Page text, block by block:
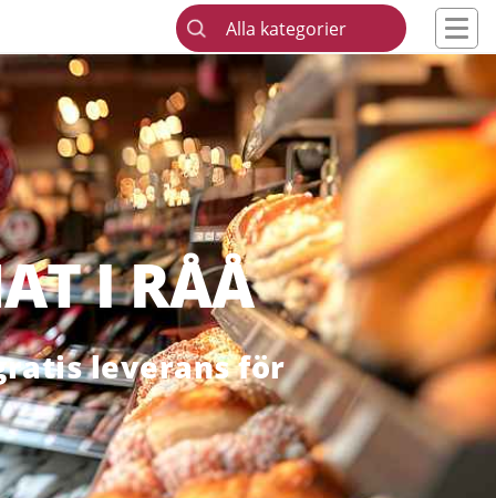
Alla kategorier
I RÅÅ
leverans för